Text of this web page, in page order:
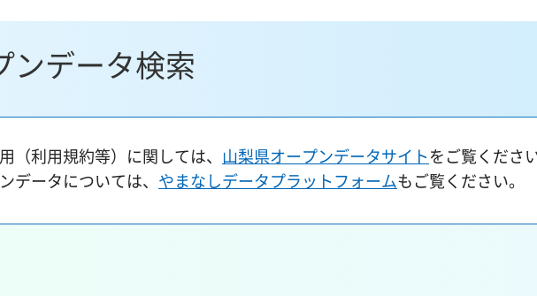
ンデータ検索
（利用規約等）に関しては、 山梨県オープンデータサイトをご覧くださ
データについては、 やまなしデータプラットフォームもご覧ください。